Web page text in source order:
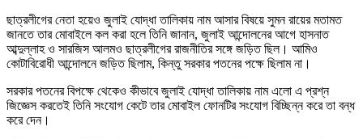
ছাত্রলীগের নেতা হয়েও জুলাই যোদ্ধা তালিকায় নাম আসার বিষয়ে সুমন রায়ের মতামত
জানতে তার মোবাইলে কল করা হলে তিনি জানান, জুলাই আন্দোলনের আগে হাসনাত
আব্দুল্লাহ ও সারজিস আলমও ছাত্রলীগের রাজনীতির সঙ্গে জড়িত ছিল। আমিও
কোটাবিরোধী আন্দোলনে জড়িত ছিলাম, কিন্তু সরকার পতনের পক্ষে ছিলাম না।
সরকার পতনের বিপক্ষে থেকেও কীভাবে জুলাই যোদ্ধা তালিকায় নাম এলো এ প্রশ্ন
জিজ্ঞেস করতেই তিনি সংযোগ কেটে তার মোবাইল ফোনটির সংযোগ বিচ্ছিন্ন করে তা বন্ধ
করে দেন।